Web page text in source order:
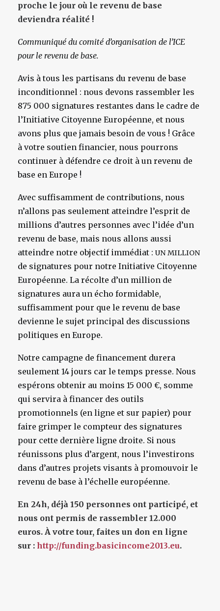
proche le jour où le revenu de base
deviendra réalité !
Communiqué du comité d’organisation de l’ICE
pour le revenu de base.
Avis à tous les partisans du revenu de base
inconditionnel : nous devons rassembler les
875 000 signatures restantes dans le cadre de
l’Initiative Citoyenne Européenne, et nous
avons plus que jamais besoin de vous ! Grâce
à votre soutien financier, nous pourrons
continuer à défendre ce droit à un revenu de
base en Europe !
Avec suffisamment de contributions, nous
n’allons pas seulement atteindre l’esprit de
millions d’autres personnes avec l’idée d’un
revenu de base, mais nous allons aussi
atteindre notre objectif immédiat : UN MILLION
de signatures pour notre Initiative Citoyenne
Européenne. La récolte d’un million de
signatures aura un écho formidable,
suffisamment pour que le revenu de base
devienne le sujet principal des discussions
politiques en Europe.
Notre campagne de financement durera
seulement 14 jours car le temps presse. Nous
espérons obtenir au moins 15 000 €, somme
qui servira à financer des outils
promotionnels (en ligne et sur papier) pour
faire grimper le compteur des signatures
pour cette dernière ligne droite. Si nous
réunissons plus d’argent, nous l’investirons
dans d’autres projets visants à promouvoir le
revenu de base à l’échelle européenne.
En 24h, déjà 150 personnes ont participé, et
nous ont permis de rassembler 12.000
euros. À votre tour, faites un don en ligne
sur : http://funding.basicincome2013.eu.